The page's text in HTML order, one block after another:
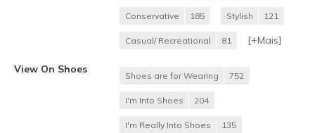
Conservative 185 Stylish 121
Casual/ Recreational 81 [+Mais]
View On Shoes
Shoes are for Wearing 752
I'm Into Shoes 204
I'm Really Into Shoes 135